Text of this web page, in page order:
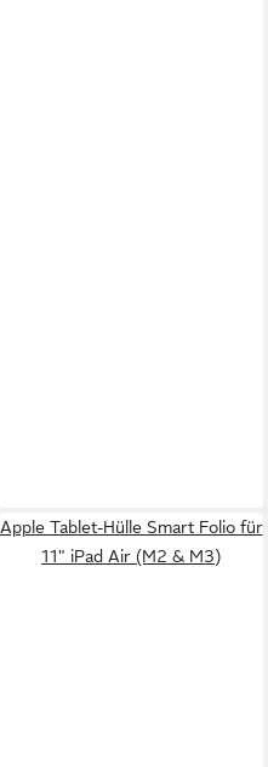
Apple Tablet-Hülle Smart Folio für
11" iPad Air (M2 & M3)